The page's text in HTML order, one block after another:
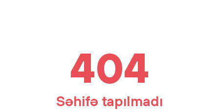
404
Səhifə tapılmadı